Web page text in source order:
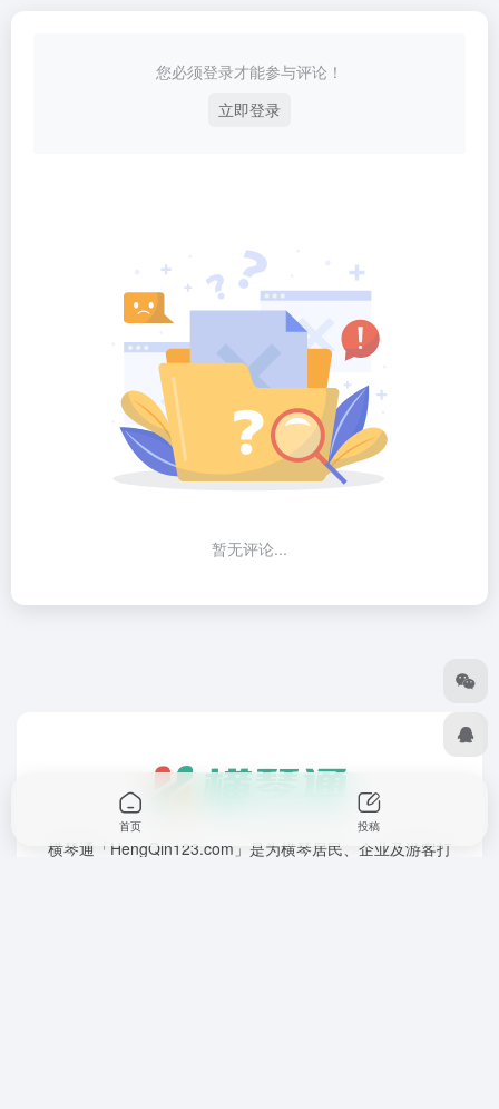
您必须登录才能参与评论！
立即登录
暂无评论...
横琴通「HengQin123.com」是为横琴居民、企业及游客打
首页 投稿